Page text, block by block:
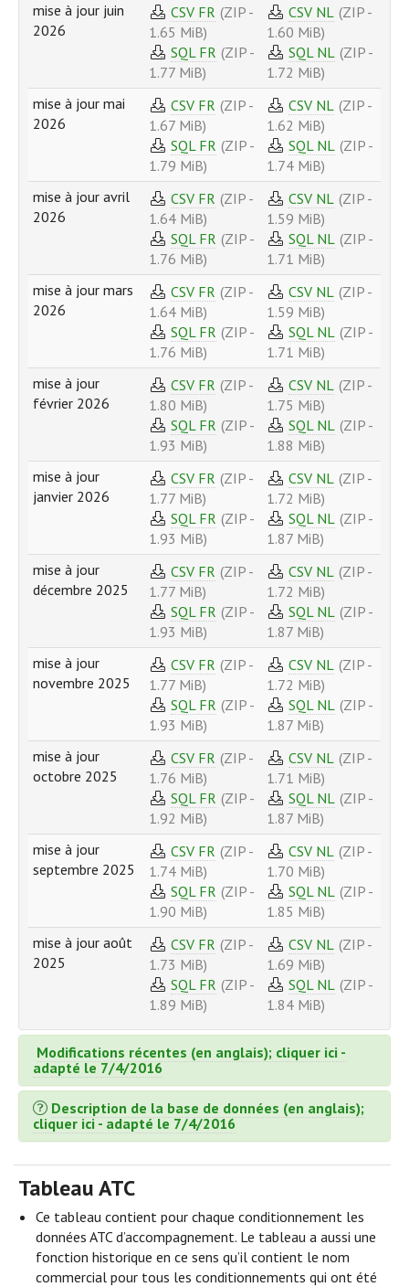
mise à jour juin
2026
CSV FR (ZIP -
1.65 MiB)
SQL FR (ZIP -
1.77 MiB)
CSV NL (ZIP -
1.60 MiB)
SQL NL (ZIP -
1.72 MiB)
mise à jour mai
2026
CSV FR (ZIP -
1.67 MiB)
SQL FR (ZIP -
1.79 MiB)
CSV NL (ZIP -
1.62 MiB)
SQL NL (ZIP -
1.74 MiB)
mise à jour avril
2026
CSV FR (ZIP -
1.64 MiB)
SQL FR (ZIP -
1.76 MiB)
CSV NL (ZIP -
1.59 MiB)
SQL NL (ZIP -
1.71 MiB)
mise à jour mars
2026
CSV FR (ZIP -
1.64 MiB)
SQL FR (ZIP -
1.76 MiB)
CSV NL (ZIP -
1.59 MiB)
SQL NL (ZIP -
1.71 MiB)
mise à jour
février 2026
CSV FR (ZIP -
1.80 MiB)
SQL FR (ZIP -
1.93 MiB)
CSV NL (ZIP -
1.75 MiB)
SQL NL (ZIP -
1.88 MiB)
mise à jour
janvier 2026
CSV FR (ZIP -
1.77 MiB)
SQL FR (ZIP -
1.93 MiB)
CSV NL (ZIP -
1.72 MiB)
SQL NL (ZIP -
1.87 MiB)
mise à jour
décembre 2025
CSV FR (ZIP -
1.77 MiB)
SQL FR (ZIP -
1.93 MiB)
CSV NL (ZIP -
1.72 MiB)
SQL NL (ZIP -
1.87 MiB)
mise à jour
novembre 2025
CSV FR (ZIP -
1.77 MiB)
SQL FR (ZIP -
1.93 MiB)
CSV NL (ZIP -
1.72 MiB)
SQL NL (ZIP -
1.87 MiB)
mise à jour
octobre 2025
CSV FR (ZIP -
1.76 MiB)
SQL FR (ZIP -
1.92 MiB)
CSV NL (ZIP -
1.71 MiB)
SQL NL (ZIP -
1.87 MiB)
mise à jour
septembre 2025
CSV FR (ZIP -
1.74 MiB)
SQL FR (ZIP -
1.90 MiB)
CSV NL (ZIP -
1.70 MiB)
SQL NL (ZIP -
1.85 MiB)
mise à jour août
2025
CSV FR (ZIP -
1.73 MiB)
SQL FR (ZIP -
1.89 MiB)
CSV NL (ZIP -
1.69 MiB)
SQL NL (ZIP -
1.84 MiB)
Modifications récentes (en anglais); cliquer ici -
adapté le 7/4/2016
Description de la base de données (en anglais);
cliquer ici - adapté le 7/4/2016
Tableau ATC
Ce tableau contient pour chaque conditionnement les
données ATC d’accompagnement. Le tableau a aussi une
fonction historique en ce sens qu’il contient le nom
commercial pour tous les conditionnements qui ont été